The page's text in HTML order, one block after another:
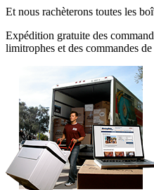
Et nous rachèterons toutes les
Expédition gratuite des
limitrophes et des commandes